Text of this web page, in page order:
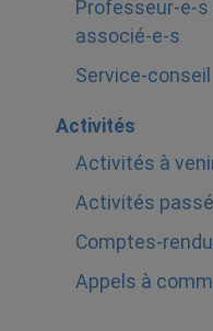
Professeur-e-
associé-e-s
Service-conseil
Activités
Activités à
Activités
Comptes-
Appels à